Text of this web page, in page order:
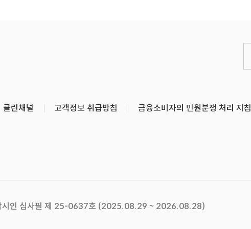
클린채널 고객정보 취급방침 금융소비자의 민원분쟁 처리 지침
시인 심사필 제 25-0637호 (2025.08.29 ~ 2026.08.28)